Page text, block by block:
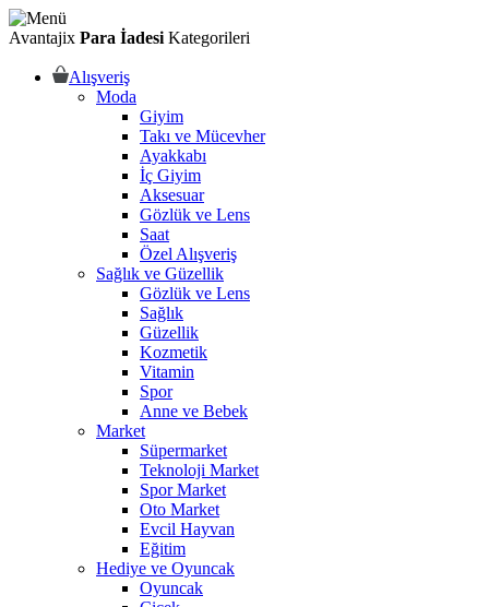
Avantajix Para İadesi Kategorileri
Alışveriş
Moda
Giyim
Takı ve Mücevher
Ayakkabı
İç Giyim
Aksesuar
Gözlük ve Lens
Saat
Özel Alışveriş
Sağlık ve Güzellik
Gözlük ve Lens
Sağlık
Güzellik
Kozmetik
Vitamin
Spor
Anne ve Bebek
Market
Süpermarket
Teknoloji Market
Spor Market
Oto Market
Evcil Hayvan
Eğitim
Hediye ve Oyuncak
Oyuncak